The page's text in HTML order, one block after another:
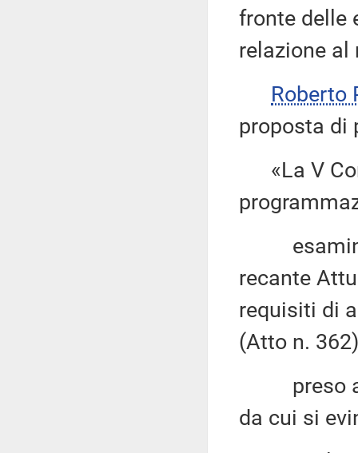
fronte delle
relazione al
Roberto
proposta di
«La V
recante
requisiti di
(Atto n.
preso
da cui si